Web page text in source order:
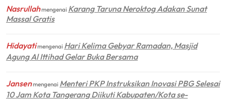
Nasrullahmengenai Karang Taruna Neroktog Adakan Sunat
Massal Gratis
Hidayatimengenai Hari Kelima Gebyar Ramadan, Masjid
Agung Al Ittihad Gelar Buka Bersama
Jansenmengenai Menteri PKP Instruksikan Inovasi PBG Selesai
10 Jam Kota Tangerang Diikuti Kabupaten/Kota se-